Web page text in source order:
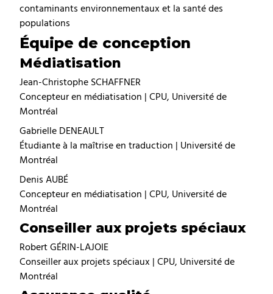
contaminants environnementaux et la santé des
populations
Équipe de conception
Médiatisation
Jean-Christophe SCHAFFNER
Concepteur en médiatisation | CPU, Université de
Montréal
Gabrielle DENEAULT
Étudiante à la maîtrise en traduction | Université de
Montréal
Denis AUBÉ
Concepteur en médiatisation | CPU, Université de
Montréal
Conseiller aux projets spéciaux
Robert GÉRIN-LAJOIE
Conseiller aux projets spéciaux | CPU, Université de
Montréal